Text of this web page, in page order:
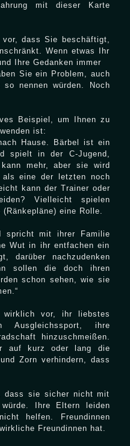
mit dieser Karte
dass Sie beschäftigt,
Wenn etwas Ihr
Ihre Gedanken immer
Sie ein Problem, auch
nennen würden. Noch
Beispiel, um Ihnen zu
ist:
Hause. Bärbel ist ein
spielt in der C-Jugend,
mehr, aber sie wird
eine der letzten noch
kann der Trainer oder
Vielleicht spielen
eine Rolle.
spricht mit ihrer Familie
Wut in ihr entfachen ein
darüber nachzudenken
sollen die doch ihren
schon sehen, wie sie
vor, ihr liebstes
Ausgleichssport, ihre
hinzuschmeißen.
auf kurz oder lang die
Zorn verhindern, dass
dass sie sicher nicht mit
Ihre Eltern leiden
helfen. Freundinnen
Freundinnen hat.